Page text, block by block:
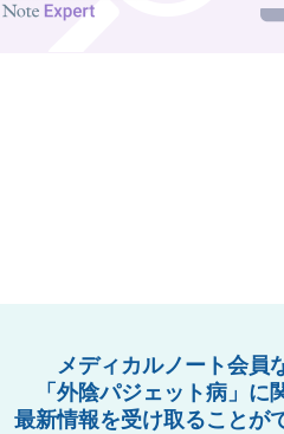
メディカルノート会員
「外陰パジェット病」に
最新情報を受け取ることが